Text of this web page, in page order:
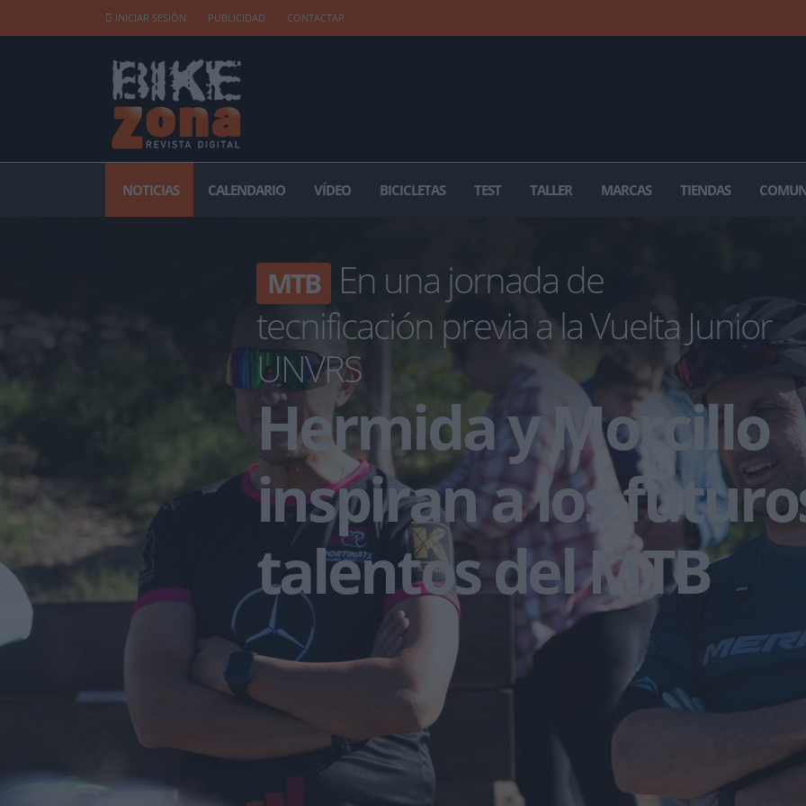
INICIAR SESIÓN PUBLICIDAD CONTACTAR
NOTICIAS CALENDARIO VÍDEO BICICLETAS TEST TALLER MARCAS TIENDAS
MTB En una jornada de
tecnificación previa a la Vuelta Junior
UNVRS
Hermida y Morcillo
inspiran a los
talentos del MTB